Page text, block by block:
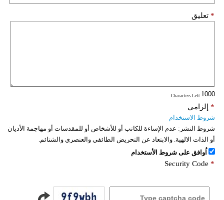
تعليق *
: Characters Left
إلزامي *
شروط الاستخدام
شروط النشر: عدم الإساءة للكاتب أو للأشخاص أو للمقدسات أو مهاجمة الأديان
أو الذات الالهية. والابتعاد عن التحريض الطائفي والعنصري والشتائم.
اُوافق على شروط الأستخدام
Security Code *